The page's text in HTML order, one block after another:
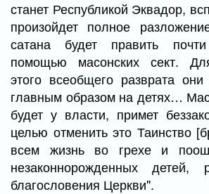
станет Республикой Эквадор,
произойдет полное
сатана будет править
помощью масонских сект.
этого всеобщего разврата они
главным образом на детях…
будет у власти, примет
целью отменить это Таинство
всем жизнь во грехе и
незаконнорожденных детей,
благословения Церкви".